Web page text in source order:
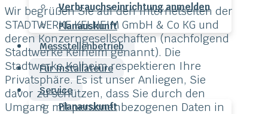
Verbrauchseinrichtung anmelden
Planauskunft
Messstellenbetrieb
Für Installateure
Service
Planauskunft
Wir begrüßen Sie auf den Internetseiten der
STADTWERKE KELHEIM GmbH & Co KG und
deren Konzerngesellschaften (nachfolgend
Stadtwerke Kelheim genannt). Die
Stadtwerke Kelheim respektieren Ihre
Privatsphäre. Es ist unser Anliegen, Sie
davor zu schützen, dass Sie durch den
Umgang mit personenbezogenen Daten in